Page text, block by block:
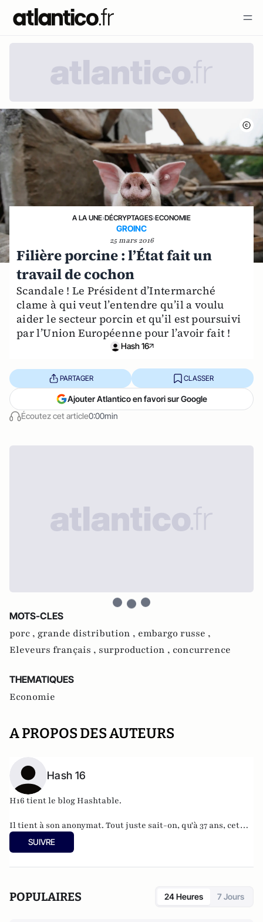
A LA UNE›DÉCRYPTAGES›ECONOMIE
GROINC
25 mars 2016
Filière porcine : l’État fait un
travail de cochon
Scandale ! Le Président d’Intermarché
clame à qui veut l’entendre qu’il a voulu
aider le secteur porcin et qu’il est poursuivi
par l’Union Européenne pour l’avoir fait !
Hash 16
Écoutez cet article0:00min
PARTAGER CLASSER
Ajouter Atlantico en favori sur Google
MOTS-CLES
porc , grande distribution , embargo russe ,
Eleveurs français , surproduction , concurrence
THEMATIQUES
Economie
A PROPOS DES AUTEURS
Hash 16
H16 tient le blogHashtable.
Il tient à son anonymat. Tout juste sait-on, qu'à 37 ans, cet
informaticien à l'humour acerbe habite en Belgique et
travaille pour"une grosse boutique qui produit, gère et
SUIVRE
POPULAIRES 24 Heures 7 Jours